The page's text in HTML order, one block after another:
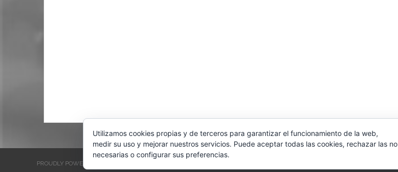
PROUDLY POWERED BY WORDPRESS
Utilizamos cookies propias y de terceros para garantizar el funcionamiento de la web,
medir su uso y mejorar nuestros servicios. Puede aceptar todas las cookies, rechazar las no
necesarias o configurar sus preferencias.